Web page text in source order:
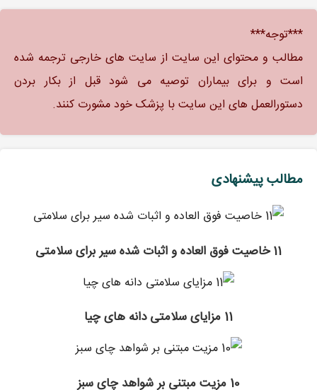
***توجه***
مطالب و محتوای این سایت از سایت های خارجی ترجمه شده
است و برای بیماران توصیه می شود قبل از بکار بردن
دستورالعمل های این سایت با پزشک خود مشورت کنند.
مطالب پیشنهادی
11 خاصیت فوق العاده و اثبات شده سیر برای سلامتی
11 مزایای سلامتی دانه های چیا
10 مزیت مبتنی بر شواهد چای سبز